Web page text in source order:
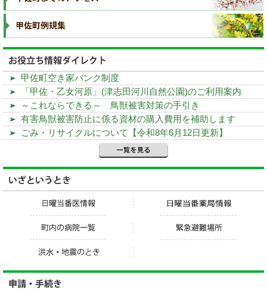
甲佐町空き家バンク制度
「甲佐・乙女河原」(津志田河川自然公園)のご利用案内
～これならできる～ 鳥獣被害対策の手引き
有害鳥獣被害防止に係る資材の購入費用を補助します
ごみ・リサイクルについて【令和8年6月12日更新】